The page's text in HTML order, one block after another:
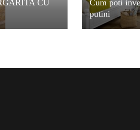
CU
Cum poti
putini